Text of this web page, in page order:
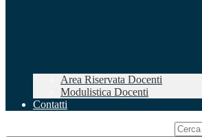
Area Riservata Docenti
Modulistica Docenti
Contatti